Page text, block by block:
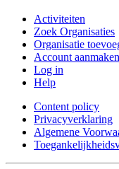
Activiteiten
Zoek Organisaties
Organisatie
Account aanmaken
Log in
Help
Content policy
Privacyverklaring
Algemene